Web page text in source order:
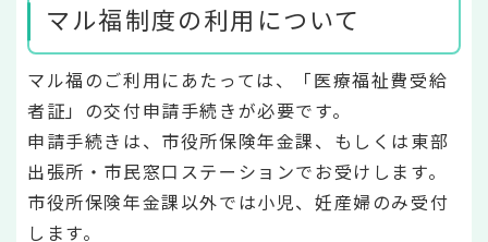
マル福制度の利用について
マル福のご利用にあたっては、「医療福祉費受給
者証」の交付申請手続きが必要です。
申請手続きは、市役所保険年金課、もしくは東部
出張所・市民窓口ステーションでお受けします。
市役所保険年金課以外では小児、妊産婦のみ受付
します。